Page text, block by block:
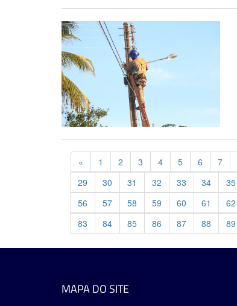
« Previous
1 2 3 4 5 6 7
29
30 31 32 33 34 35
56
57 58 59 60 61 62
83
84 85 86 87 88 89
MAPA DO SITE